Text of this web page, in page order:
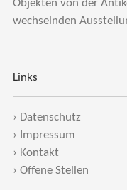
Objekten von der
wechselnden
Links
› Datenschutz
›
Impressum
› Kontakt
› Offene Stellen